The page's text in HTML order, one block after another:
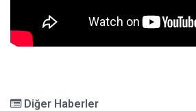
Diğer Haberler